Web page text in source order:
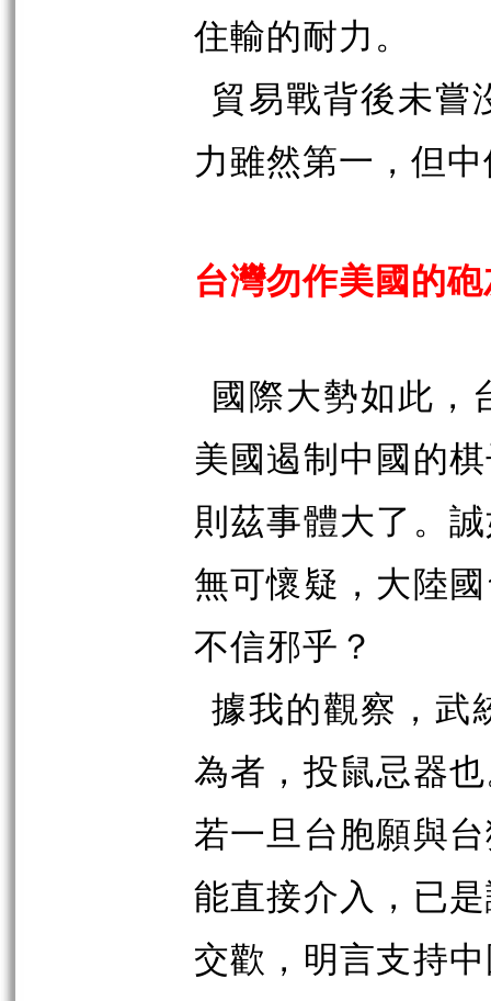
住輸的耐力。
貿易戰背後未嘗
力雖然第一，但
台灣勿作美國的
國際大勢如此，
美國遏制中國的
則茲事體大了。
無可懷疑，大陸
不信邪乎？
據我的觀察，武
為者，投鼠忌器
若一旦台胞願與
能直接介入，已
交歡，明言支持